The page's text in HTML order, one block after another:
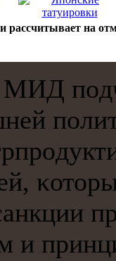
рассчитывает на
МИД
и